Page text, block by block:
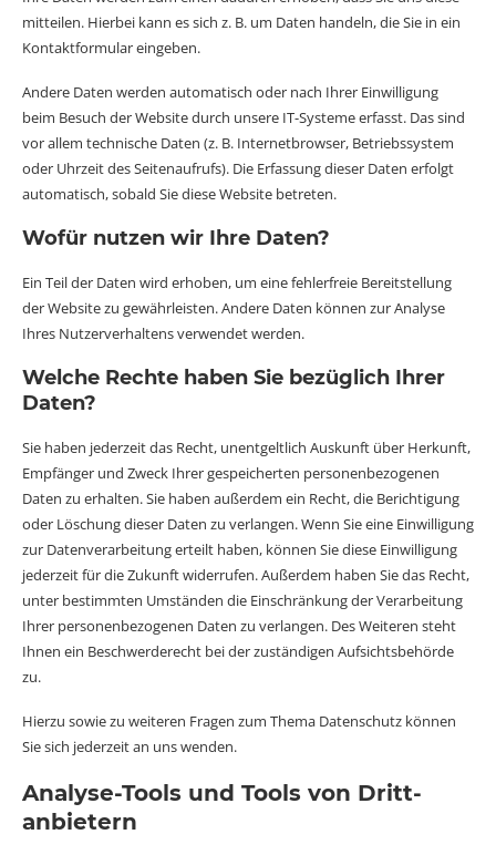
mitteilen. Hierbei kann es sich z. B. um Daten handeln, die Sie in ein
Kontaktformular eingeben.
Andere Daten werden automatisch oder nach Ihrer Einwilligung
beim Besuch der Website durch unsere IT-Systeme erfasst. Das sind
vor allem technische Daten (z. B. Internetbrowser, Betriebssystem
oder Uhrzeit des Seitenaufrufs). Die Erfassung dieser Daten erfolgt
automatisch, sobald Sie diese Website betreten.
Wofür nutzen wir Ihre Daten?
Ein Teil der Daten wird erhoben, um eine fehlerfreie Bereitstellung
der Website zu gewährleisten. Andere Daten können zur Analyse
Ihres Nutzerverhaltens verwendet werden.
Welche Rechte haben Sie bezüglich Ihrer
Daten?
Sie haben jederzeit das Recht, unentgeltlich Auskunft über Herkunft,
Empfänger und Zweck Ihrer gespeicherten personenbezogenen
Daten zu erhalten. Sie haben außerdem ein Recht, die Berichtigung
oder Löschung dieser Daten zu verlangen. Wenn Sie eine Einwilligung
zur Datenverarbeitung erteilt haben, können Sie diese Einwilligung
jederzeit für die Zukunft widerrufen. Außerdem haben Sie das Recht,
unter bestimmten Umständen die Einschränkung der Verarbeitung
Ihrer personenbezogenen Daten zu verlangen. Des Weiteren steht
Ihnen ein Beschwerderecht bei der zuständigen Aufsichtsbehörde
zu.
Hierzu sowie zu weiteren Fragen zum Thema Datenschutz können
Sie sich jederzeit an uns wenden.
Analyse-Tools und Tools von Dritt­
anbietern